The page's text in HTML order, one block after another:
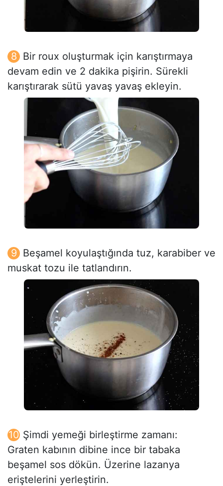
Bir roux oluşturmak için karıştırmaya
devam edin ve 2 dakika pişirin. Sürekli
karıştırarak sütü yavaş yavaş ekleyin.
Beşamel koyulaştığında tuz, karabiber ve
muskat tozu ile tatlandırın.
Şimdi yemeği birleştirme zamanı:
Graten kabının dibine ince bir tabaka
beşamel sos dökün. Üzerine lazanya
eriştelerini yerleştirin.